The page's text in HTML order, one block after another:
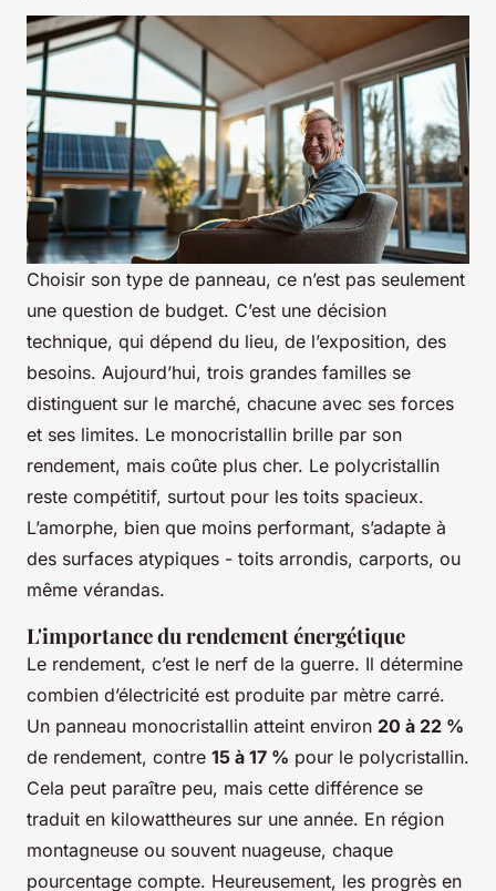
Choisir son type de panneau, ce n’est pas seulement
une question de budget. C’est une décision
technique, qui dépend du lieu, de l’exposition, des
besoins. Aujourd’hui, trois grandes familles se
distinguent sur le marché, chacune avec ses forces
et ses limites. Le monocristallin brille par son
rendement, mais coûte plus cher. Le polycristallin
reste compétitif, surtout pour les toits spacieux.
L’amorphe, bien que moins performant, s’adapte à
des surfaces atypiques - toits arrondis, carports, ou
même vérandas.
L'importance du rendement énergétique
Le rendement, c’est le nerf de la guerre. Il détermine
combien d’électricité est produite par mètre carré.
Un panneau monocristallin atteint environ 20 à 22 %
de rendement, contre 15 à 17 % pour le polycristallin.
Cela peut paraître peu, mais cette différence se
traduit en kilowattheures sur une année. En région
montagneuse ou souvent nuageuse, chaque
pourcentage compte. Heureusement, les progrès en